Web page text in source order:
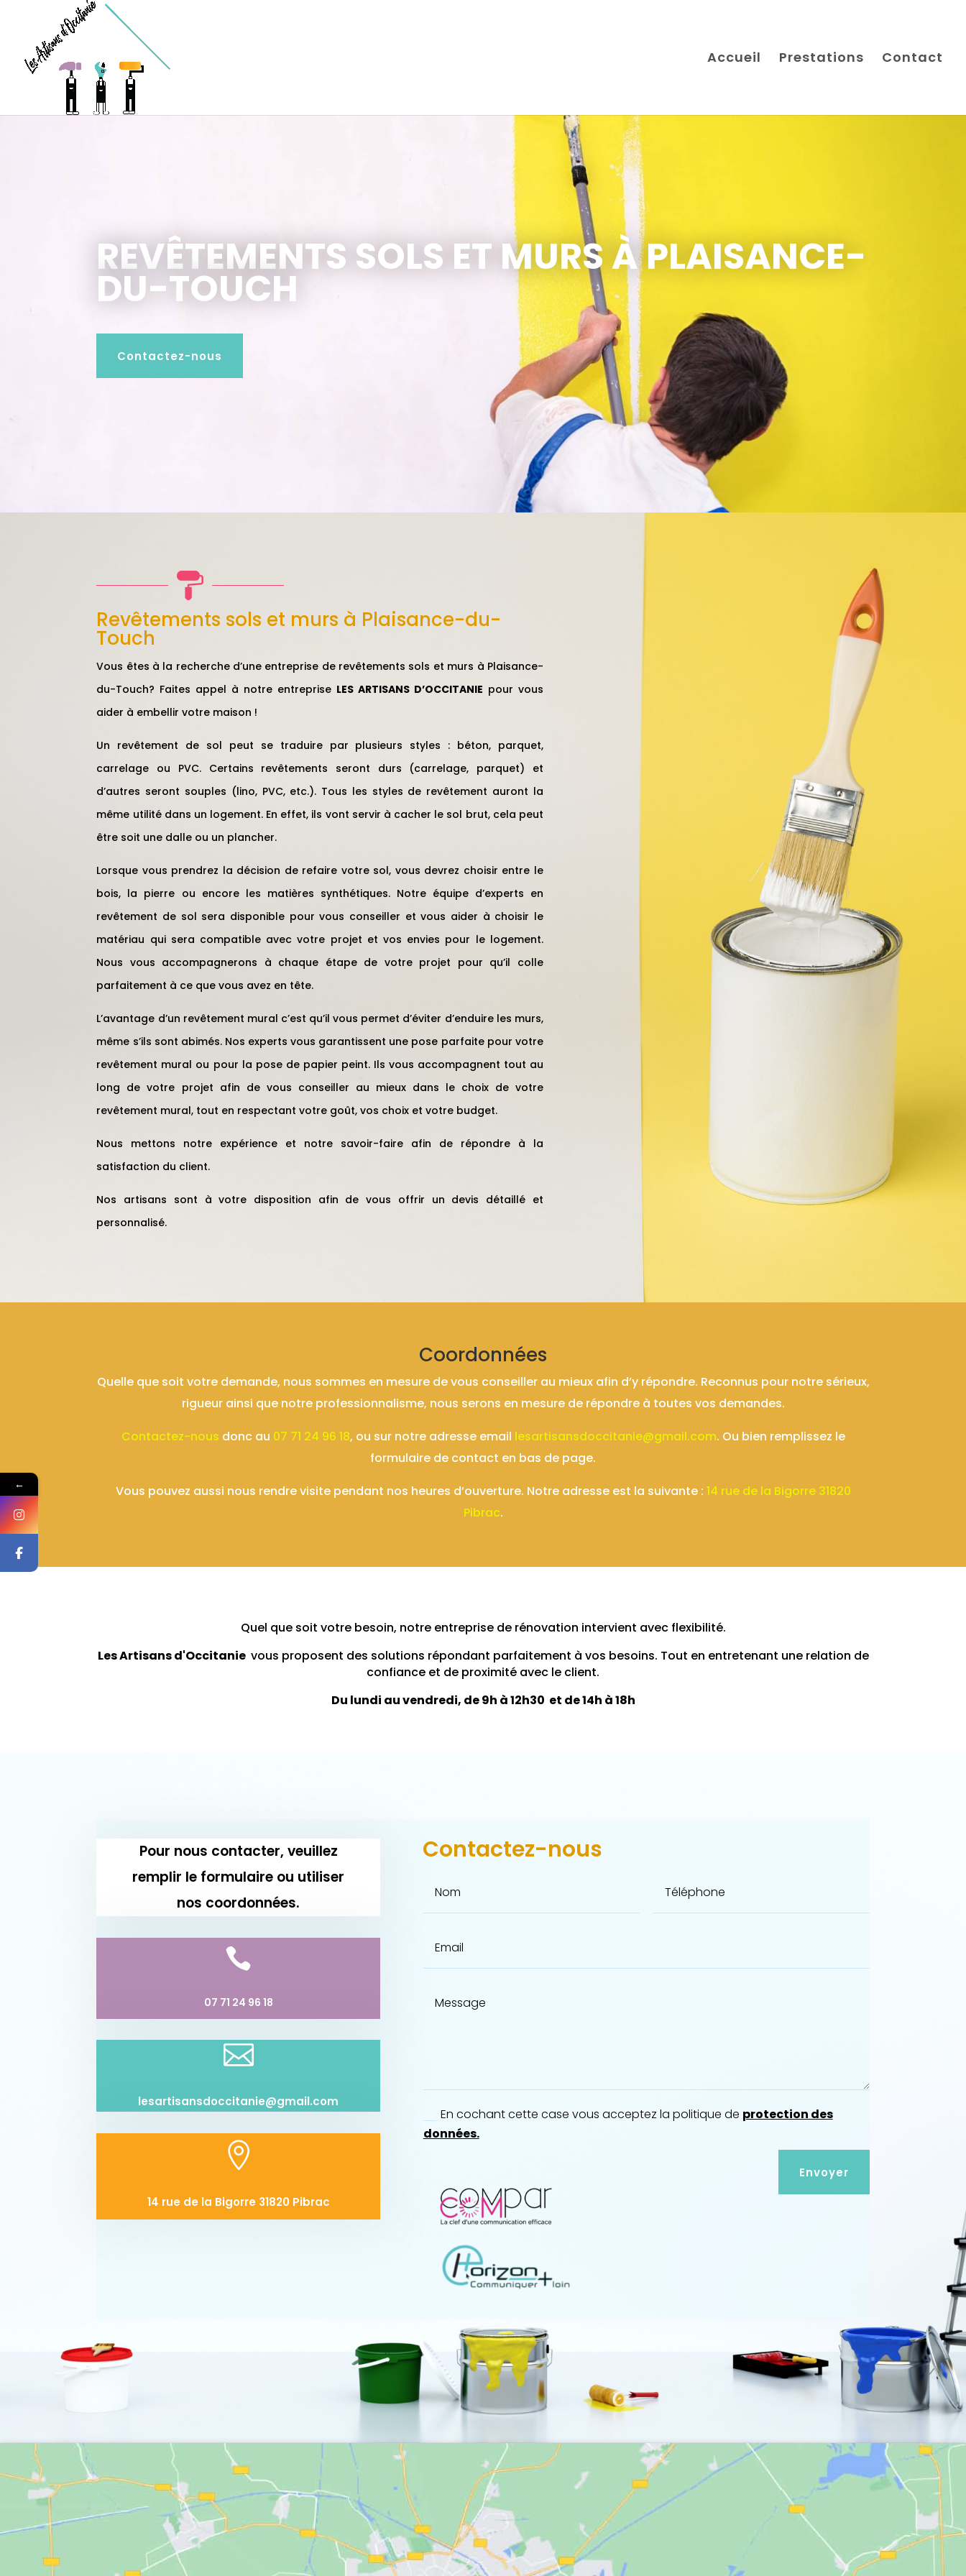
Accueil Prestations Contact
REVÊTEMENTS SOLS ET MURS À PLAISANCE-
DU-TOUCH
Contactez-nous
Revêtements sols et murs à Plaisance-du-
Touch
Vous êtes à la recherche d’une entreprise de revêtements sols et murs à Plaisance-
du-Touch? Faites appel à notre entreprise LES ARTISANS D’OCCITANIE pour vous
aider à embellir votre maison !
Un revêtement de sol peut se traduire par plusieurs styles : béton, parquet,
carrelage ou PVC. Certains revêtements seront durs (carrelage, parquet) et
d’autres seront souples (lino, PVC, etc.). Tous les styles de revêtement auront la
même utilité dans un logement. En effet, ils vont servir à cacher le sol brut, cela peut
être soit une dalle ou un plancher.
Lorsque vous prendrez la décision de refaire votre sol, vous devrez choisir entre le
bois, la pierre ou encore les matières synthétiques. Notre équipe d’experts en
revêtement de sol sera disponible pour vous conseiller et vous aider à choisir le
matériau qui sera compatible avec votre projet et vos envies pour le logement.
Nous vous accompagnerons à chaque étape de votre projet pour qu’il colle
parfaitement à ce que vous avez en tête.
L’avantage d’un revêtement mural c’est qu’il vous permet d’éviter d’enduire les murs,
même s’ils sont abimés. Nos experts vous garantissent une pose parfaite pour votre
revêtement mural ou pour la pose de papier peint. Ils vous accompagnent tout au
long de votre projet afin de vous conseiller au mieux dans le choix de votre
revêtement mural, tout en respectant votre goût, vos choix et votre budget.
Nous mettons notre expérience et notre savoir-faire afin de répondre à la
satisfaction du client.
Nos artisans sont à votre disposition afin de vous offrir un devis détaillé et
personnalisé.
Coordonnées
Quelle que soit votre demande, nous sommes en mesure de vous conseiller au mieux afin d’y répondre. Reconnus pour notre sérieux,
rigueur ainsi que notre professionnalisme, nous serons en mesure de répondre à toutes vos demandes.
Contactez-nous donc au 07 71 24 96 18, ou sur notre adresse email lesartisansdoccitanie@gmail.com. Ou bien remplissez le
formulaire de contact en bas de page.
Vous pouvez aussi nous rendre visite pendant nos heures d’ouverture. Notre adresse est la suivante : 14 rue de la Bigorre 31820
Pibrac.
Quel que soit votre besoin, notre entreprise de rénovation intervient avec flexibilité.
Les Artisans d'Occitanie vous proposent des solutions répondant parfaitement à vos besoins. Tout en entretenant une relation de
confiance et de proximité avec le client.
Du lundi au vendredi, de 9h à 12h30 et de 14h à 18h
Pour nous contacter, veuillez
remplir le formulaire ou utiliser
nos coordonnées.

07 71 24 96 18

lesartisansdoccitanie@gmail.com

14 rue de la Bigorre 31820 Pibrac
Contactez-nous
En cochant cette case vous acceptez la politique de protection des
données.
Envoyer
←